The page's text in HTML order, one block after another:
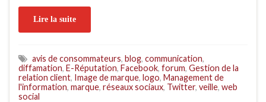
Lire la suite
avis de consommateurs, blog, communication,
diffamation, E-Réputation, Facebook, forum, Gestion de la
relation client, Image de marque, logo, Management de
l'information, marque, réseaux sociaux, Twitter, veille, web
social